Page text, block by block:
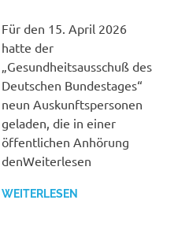
Für den 15. April 2026
hatte der
„Gesundheitsausschuß des
Deutschen Bundestages“
neun Auskunftspersonen
geladen, die in einer
öffentlichen Anhörung
denWeiterlesen
WEITERLESEN